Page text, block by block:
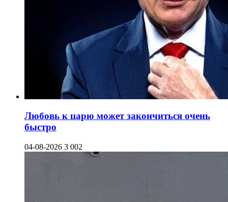
Любовь к царю может закончиться очень
быстро
04-08-2026 3 002